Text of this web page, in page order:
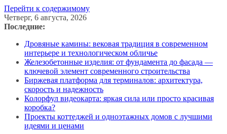
Перейти к содержимому
Четверг, 6 августа, 2026
Последние:
Дровяные камины: вековая традиция в современном
интерьере и технологическом обличье
Железобетонные изделия: от фундамента до фасада —
ключевой элемент современного строительства
Биржевая платформа для терминалов: архитектура,
скорость и надежность
Колорфул видеокарта: яркая сила или просто красивая
коробка?
Проекты коттеджей и одноэтажных домов с лучшими
идеями и ценами